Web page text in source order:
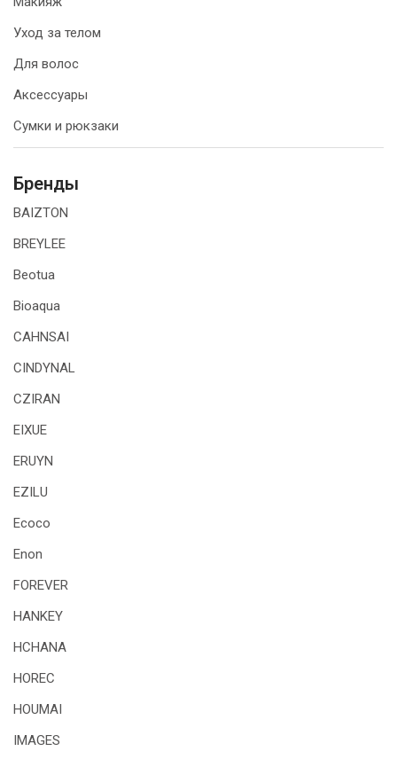
Уход за телом
Для волос
Аксессуары
Сумки и рюкзаки
Бренды
BAIZTON
BREYLEE
Beotua
Bioaqua
CAHNSAI
CINDYNAL
CZIRAN
EIXUE
ERUYN
EZILU
Ecoco
Enon
FOREVER
HANKEY
HCHANA
HOREC
HOUMAI
IMAGES